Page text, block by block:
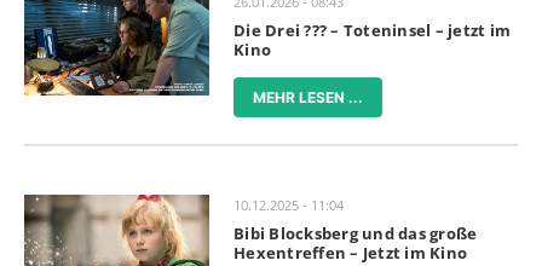
Die Drei ??? – Toteninsel – jetzt im
Kino
MEHR LESEN ...
10.12.2025 - 11:04
Bibi Blocksberg und das große
Hexentreffen – Jetzt im Kino